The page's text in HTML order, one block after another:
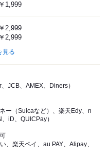
1,999
2,999
2,999
見る
、JCB、AMEX、Diners）
ネー（Suicaなど）、楽天Edy、n
iD、QUICPay）
、楽天ペイ、au PAY、Alipay、